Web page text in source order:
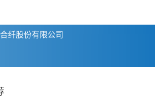
纤股份有限公司